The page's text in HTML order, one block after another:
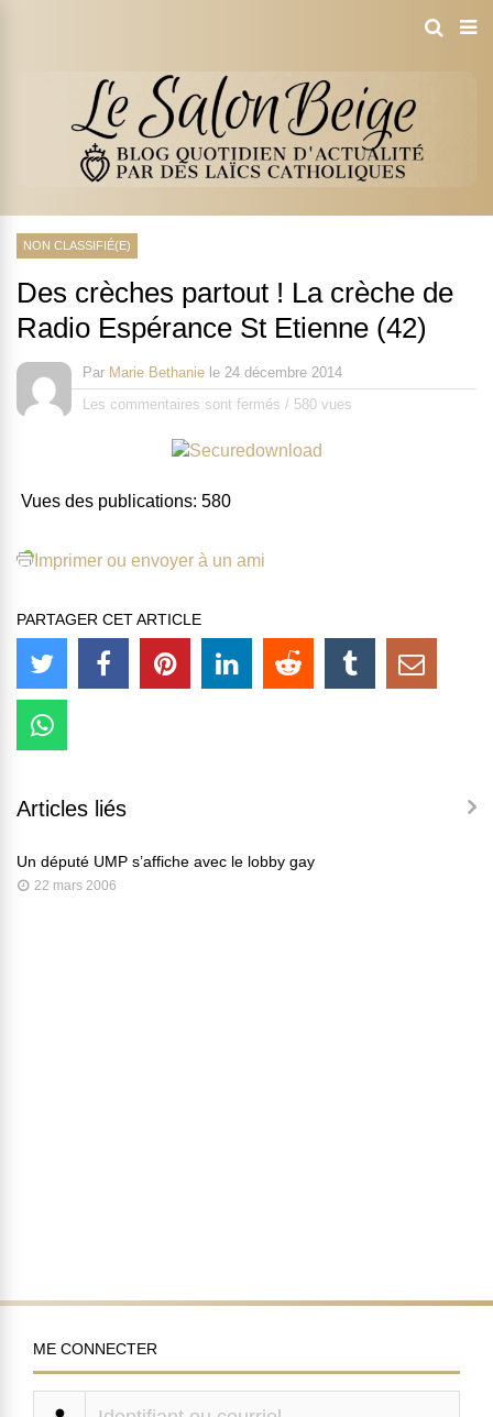
NON CLASSIFIÉ(E)
Des crèches partout ! La crèche de
Radio Espérance St Etienne (42)
Par Marie Bethanie le 24 décembre 2014
Les commentaires sont fermés / 580 vues
Vues des publications: 580
Imprimer ou envoyer à un ami
PARTAGER CET ARTICLE
Articles liés
Un député UMP s’affiche avec le lobby gay
22 mars 2006
ME CONNECTER